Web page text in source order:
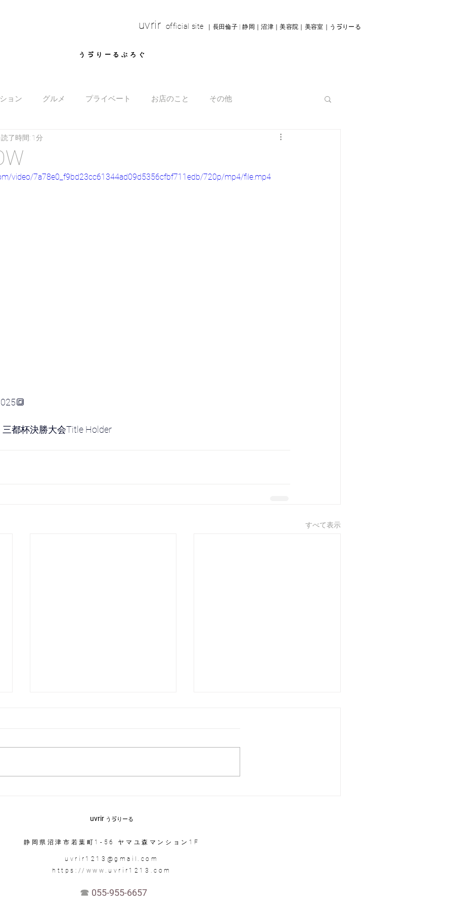
uvrir official site ｜長田倫子 | 静岡｜沼津｜美容院｜美容室｜うゔりーる
​うゔりーるぶろぐ
ョン グルメ プライベート お店のこと その他
読了時間: 1分
video/7a78e0_f9bd23cc61344ad09d5356cfbf711edb/720p/mp4/file.mp4
都杯決勝大会Title Holder
すべて表示
スタッフ募集中です！
uvrir​ うゔりーる
静岡県沼津市若葉町1-56 ヤマユ森マンション1F
uvrir1213@gmail.com
https://www.uvrir1213.com
☎︎ 055-955-6657